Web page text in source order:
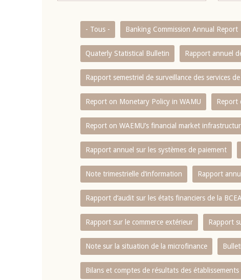
- Tous - Banking Commission Annual Report
Quaterly Statistical Bulletin Rapport annuel
Rapport semestriel de surveillance des services
Report on Monetary Policy in WAMU Report
Report on WAEMU’s financial market
Rapport annuel sur les systèmes de paiement
Note trimestrielle d‘information Rapport
Rapport d‘audit sur les états financiers de la
Rapport sur le commerce extérieur Rapport
Note sur la situation de la microfinance
Bilans et comptes de résultats des établissements